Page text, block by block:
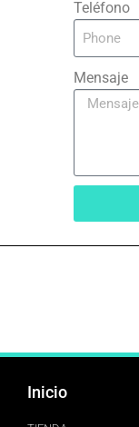
Teléfono
Mensaje
Inicio